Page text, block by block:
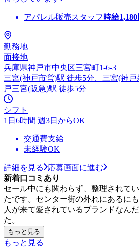
アパレル販売スタッフ 時給1,180
勤務地
面接地
兵庫県神戸市中央区三宮町1-6-3
三宮(神戸市営)駅 徒歩5分、三宮(神
戸三宮(阪急)駅 徒歩5分
シフト
1日6時間 週3日からOK
交通費支給
未経験OK
詳細を見る
応募画面に進む
新着口コミあり
セール中にも関わらず、整理されて
たです。センター街の外れにあるに
人が来て愛されているブランドなん
た。
もっと見る
もっと見る